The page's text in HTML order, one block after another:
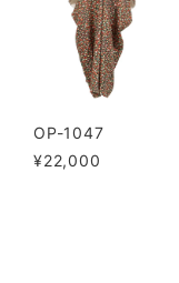
OP-1047
¥22,000